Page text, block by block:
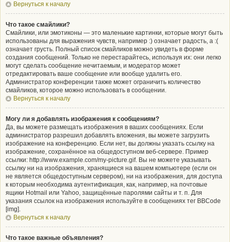
Вернуться к началу
Что такое смайлики?
Смайлики, или эмотиконы — это маленькие картинки, которые могут быть
использованы для выражения чувств, например :) означает радость, а :(
означает грусть. Полный список смайликов можно увидеть в форме
создания сообщений. Только не перестарайтесь, используя их: они легко
могут сделать сообщение нечитаемым, и модератор может
отредактировать ваше сообщение или вообще удалить его.
Администратор конференции также может ограничить количество
смайликов, которое можно использовать в сообщении.
Вернуться к началу
Могу ли я добавлять изображения к сообщениям?
Да, вы можете размещать изображения в ваших сообщениях. Если
администратор разрешил добавлять вложения, вы можете загрузить
изображение на конференцию. Если нет, вы должны указать ссылку на
изображение, сохранённое на общедоступном веб-сервере. Пример
ссылки: http://www.example.com/my-picture.gif. Вы не можете указывать
ссылку ни на изображения, хранящиеся на вашем компьютере (если он
не является общедоступным сервером), ни на изображения, для доступа
к которым необходима аутентификация, как, например, на почтовые
ящики Hotmail или Yahoo, защищённые паролями сайты и т. п. Для
указания ссылок на изображения используйте в сообщениях тег BBCode
[img].
Вернуться к началу
Что такое важные объявления?